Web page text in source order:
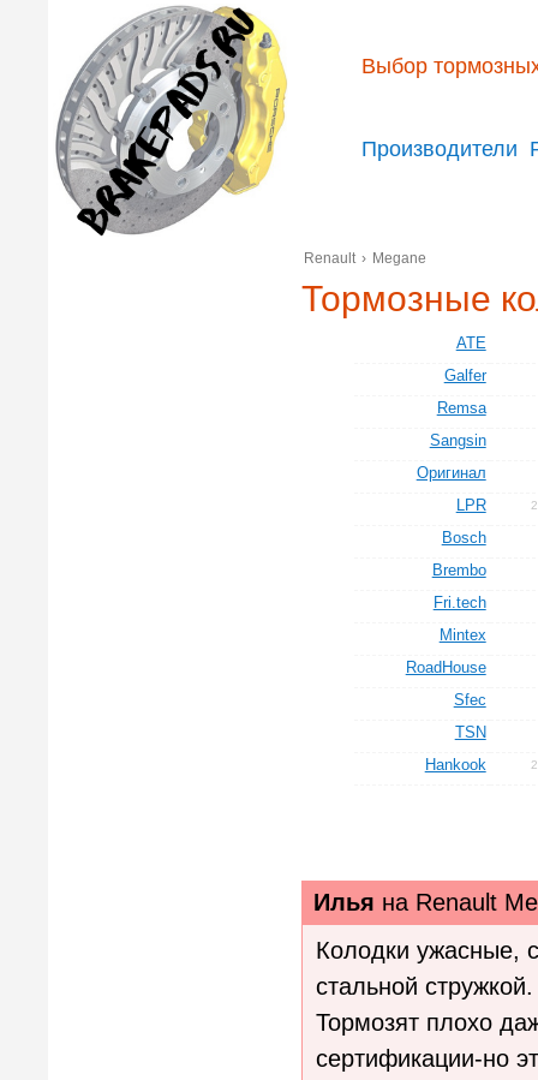
Выбор
Производители
Renault › Megane
Тормозные
ATE
Galfer
Remsa
Sangsin
Оригинал
LPR
2
Bosch
Brembo
Fri.tech
Mintex
RoadHouse
Sfec
TSN
Hankook
2
Илья на Renault
Колодки ужасные,
стальной
Тормозят плохо
сертификации-но